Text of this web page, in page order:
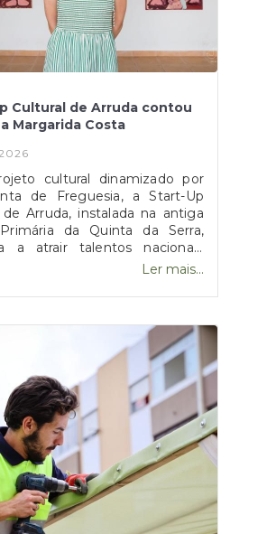
Cultural de Arruda contou
Margarida Costa
cultural dinamizado por
de Freguesia, a Start-Up
de Arruda, instalada na antiga
da Quinta da Serra,
a atrair talentos nacionais
espaço, sonharem,
recentemente, com a
para um projeto de duas
de incubação, tendo
connosco o seu processo e
à Junta de Freguesia, duas
passam a integrar o espólio
permanente.
Ler mais...